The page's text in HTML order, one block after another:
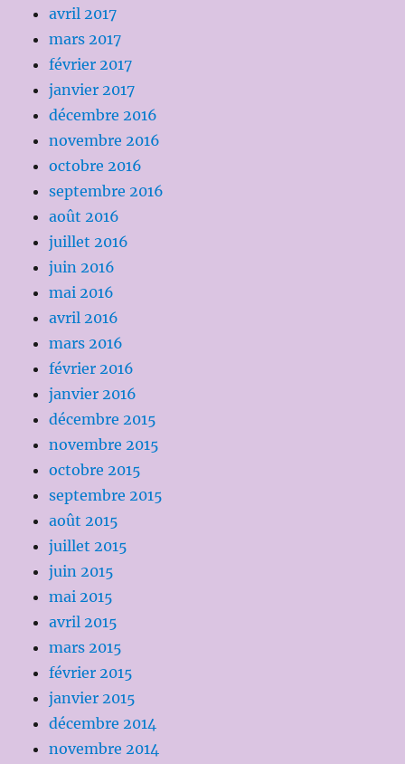
avril 2017
mars 2017
février 2017
janvier 2017
décembre 2016
novembre 2016
octobre 2016
septembre 2016
août 2016
juillet 2016
juin 2016
mai 2016
avril 2016
mars 2016
février 2016
janvier 2016
décembre 2015
novembre 2015
octobre 2015
septembre 2015
août 2015
juillet 2015
juin 2015
mai 2015
avril 2015
mars 2015
février 2015
janvier 2015
décembre 2014
novembre 2014